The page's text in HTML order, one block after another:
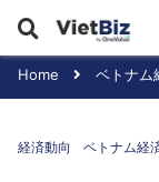
Home ベトナム
経済動向 ベトナム経